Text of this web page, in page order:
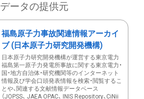
データの提供元
福島原子力事故関連情報アーカイ
ブ (日本原子力研究開発機構)
日本原子力研究開発機構が運営する東京電力
福島第一原子力発電所事故に関する東京電力・
国・地方自治体・研究機関等のインターネット
情報及び学会口頭発表情報を検索・閲覧するこ
とや、関連する文献情報データベース
（JOPSS、 JAEA OPAC、 INIS Repository、CiNii